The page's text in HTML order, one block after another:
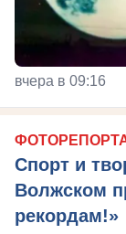
вчера в 09:16
Спорт и
Волжском
рекордам!»